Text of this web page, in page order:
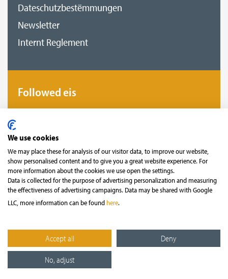
Dateschutzbestëmmungen
Newsletter
Internt Reglement
Followed eis
Sécher Bezuelmethod
We use cookies
We may place these for analysis of our visitor data, to improve our website,
show personalised content and to give you a great website experience. For
more information about the cookies we use open the settings.
Data is collected for the purpose of advertising personalization and measuring
the effectiveness of advertising campaigns. Data may be shared with Google
LLC, more information can be found here.
Accept all Deny
No, adjust